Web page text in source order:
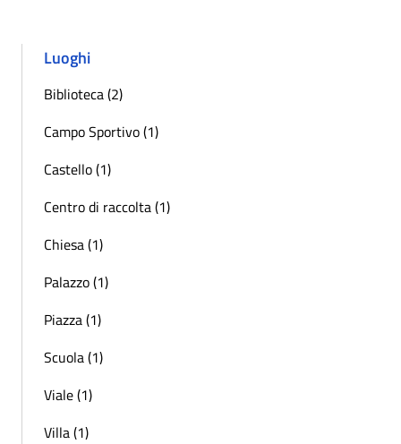
Luoghi
Biblioteca (2)
Campo Sportivo (1)
Castello (1)
Centro di raccolta (1)
Chiesa (1)
Palazzo (1)
Piazza (1)
Scuola (1)
Viale (1)
Villa (1)